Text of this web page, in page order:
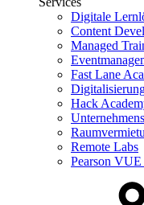
Digitale
Content
Managed
Fast Lane
Hack
Remote Labs
Pearson VUE